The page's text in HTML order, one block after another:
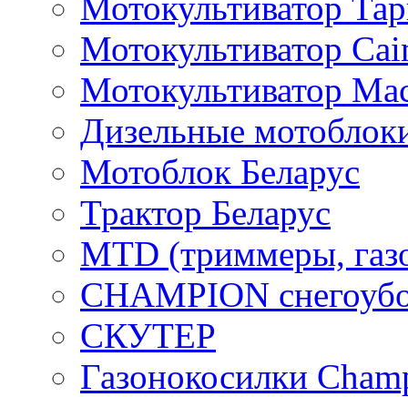
Мотокультиватор
Мотокультиватор
Дизельные
Мотоблок Беларус
Трактор Беларус
MTD (триммеры,
CHAMPION
СКУТЕР
Газонокосилки